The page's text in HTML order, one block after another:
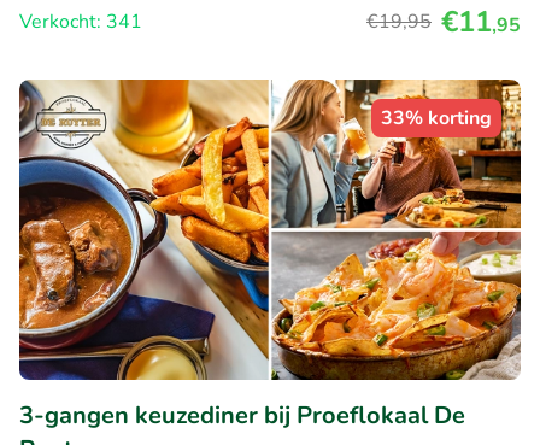
Verkocht: 341
€19,95 €11,95
33% korting
3-gangen keuzediner bij Proeflokaal De